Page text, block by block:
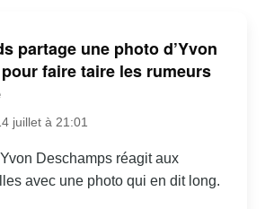
partage une photo d’Yvon
faire taire les rumeurs
juillet à 21:01
Deschamps réagit aux
avec une photo qui en dit long.